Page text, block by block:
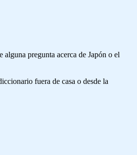
alguna pregunta acerca de Japón o el
fuera de casa o desde la